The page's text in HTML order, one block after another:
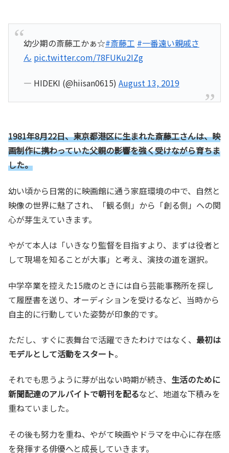
幼少期の斎藤工かぁ☆#斎藤工 #一番遠い親戚さ
ん pic.twitter.com/78FUKu2IZg
— HIDEKI (@hiisan0615) August 13, 2019
1981年8月22日、東京都港区に生まれた斎藤工さんは、映
画制作に携わっていた父親の影響を強く受けながら育ちま
した。
幼い頃から日常的に映画館に通う家庭環境の中で、自然と
映像の世界に魅了され、「観る側」から「創る側」への関
心が芽生えていきます。
やがて本人は「いきなり監督を目指すより、まずは役者と
して現場を知ることが大事」と考え、演技の道を選択。
中学卒業を控えた15歳のときには自ら芸能事務所を探し
て履歴書を送り、オーディションを受けるなど、当時から
自主的に行動していた姿勢が印象的です。
ただし、すぐに表舞台で活躍できたわけではなく、 最初は
モデルとして活動をスタート。
それでも思うように芽が出ない時期が続き、 生活のために
新聞配達のアルバイトで朝刊を配るなど、地道な下積みを
重ねていました。
その後も努力を重ね、やがて映画やドラマを中心に存在感
を発揮する俳優へと成長していきます。